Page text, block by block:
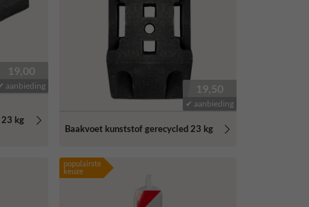
19,00
aanbieding
kg
19,50
✔ aanbieding
Baakvoet kunststof gerecycled 23 kg
populairste
keuze